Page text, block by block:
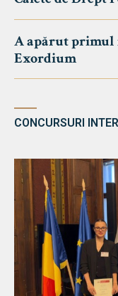
A apărut primul
Exordium
CONCURSURI